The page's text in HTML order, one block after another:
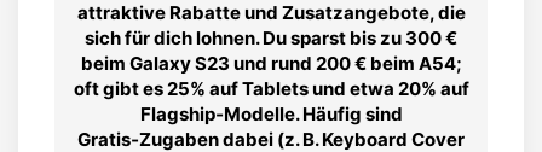
attraktive Rabatte und Zusatzangebote, die
sich für dich lohnen. Du sparst bis zu 300 €
beim Galaxy S23 und rund 200 € beim A54;
oft gibt es 25% auf Tablets und etwa 20% auf
Flagship‑Modelle. Häufig sind
Gratis‑Zugaben dabei (z. B. Keyboard Cover